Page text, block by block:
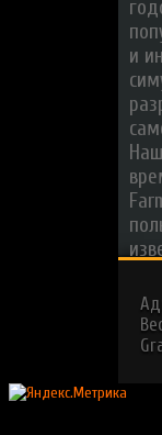
и